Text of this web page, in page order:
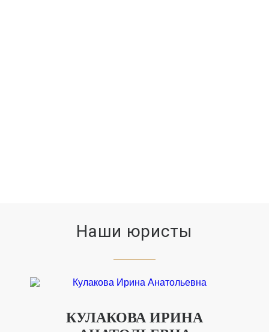
Наши юристы
КУЛАКОВА ИРИНА